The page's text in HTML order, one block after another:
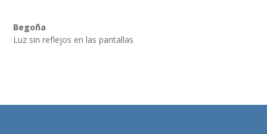
Begoña
Luz sin reflejos en las pantallas